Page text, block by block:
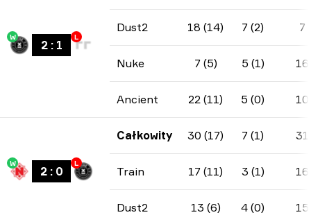
W
2: 1
L
Dust2 18 (14) 7 (2) 7
Nuke 7 (5) 5 (1) 16
Ancient 22 (11) 5 (0) 10
W
2: 0
L
Całkowity 30 (17) 7 (1) 31
Train 17 (11) 3 (1) 16
Dust2 13 (6) 4 (0) 15